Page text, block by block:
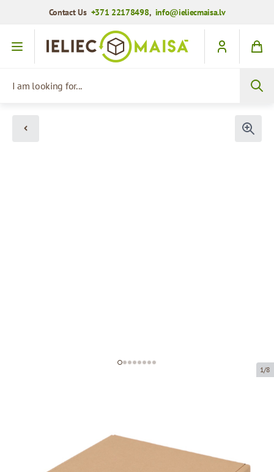
Contact Us +371 22178498, info@ieliecmaisa.lv
Skip to Content
1/8
135 x 135 x 50 mm